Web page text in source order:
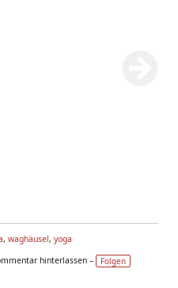
, waghäusel, yoga
hinterlassen –
Folgen